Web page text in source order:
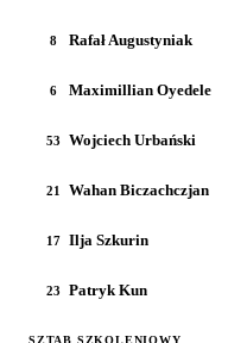
8 Rafał Augustyniak
6 Maximillian Oyedele
53 Wojciech Urbański
21 Wahan Biczachczjan
17 Ilja Szkurin
23 Patryk Kun
SZTAB SZKOLENIOWY